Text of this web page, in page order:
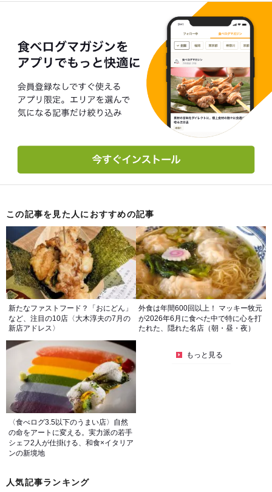
この記事を見た人におすすめの記事
新たなファストフード？「おにどん」
など、注目の10店〈大木淳夫の7月の
新店アドレス〉
外食は年間600回以上！ マッキー牧元
が2026年6月に食べた中で特に心を打
たれた、隠れた名店（朝・昼・夜）
〈食べログ3.5以下のうまい店〉自然
の命をアートに変える。実力派の若手
シェフ2人が仕掛ける、和食×イタリア
ンの新境地
もっと見る
人気記事ランキング